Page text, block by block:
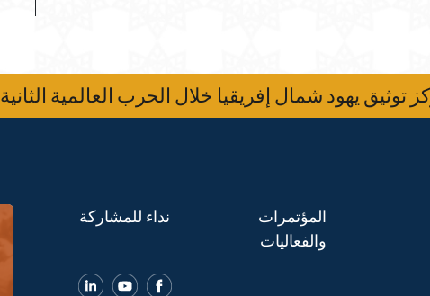
توثيق يهود شمال إفريقيا خلال الحرب العالمية الثانية
المؤتمرات
والفعاليات
نداء للمشاركة